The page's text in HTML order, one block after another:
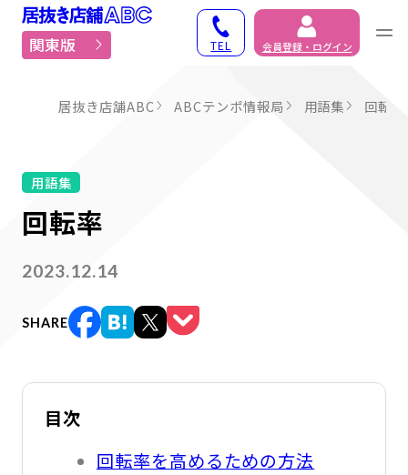
居抜き物件・貸店舗で
関東版 TEL 会員登録・ログイン
居抜き店舗ABC ABCテンポ情報局 用語集 回転率
用語集
回転率
2023.12.14
SHARE
目次
回転率を高めるための方法